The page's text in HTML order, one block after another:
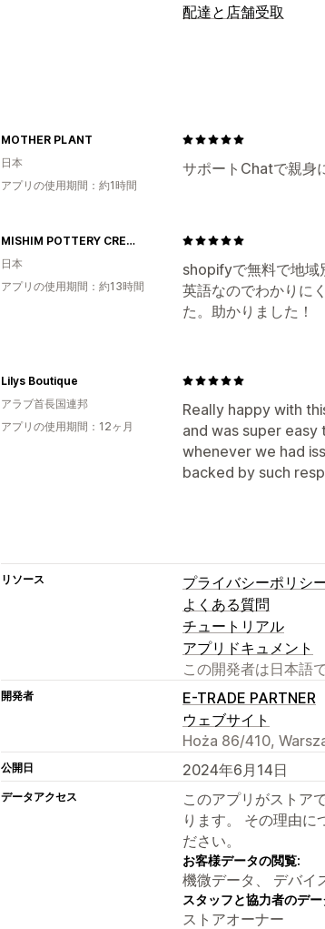
レート計算
名前変更オプション
複数通貨
カスタム
配達と店舗受取
受取オプション
実店舗 複数ロケー
サポートChatで親身
MOTHER PLANT
日本
アプリの使用期間：約1時間
shopifyで無料で地域
英語なのでわかりに
た。助かりました！
MISHIM POTTERY CREATION
日本
アプリの使用期間：約13時間
Really happy with
and was super
whenever we had
backed by such
Lilys Boutique
アラブ首長国連邦
アプリの使用期間：12ヶ月
リソース
プライバシーポリシ
よくある質問
チュートリアル
アプリドキュメント
この開発者は日本語
開発者
E-TRADE PARTNER
ウェブサイト
Hoża 86/410,
公開日 2024年6月14日
データアクセス
このアプリがストア
ります。 その理由に
ださい。
お客様データの閲覧:
機微データ、 デバイ
スタッフと協力者のデ
ストアオーナー